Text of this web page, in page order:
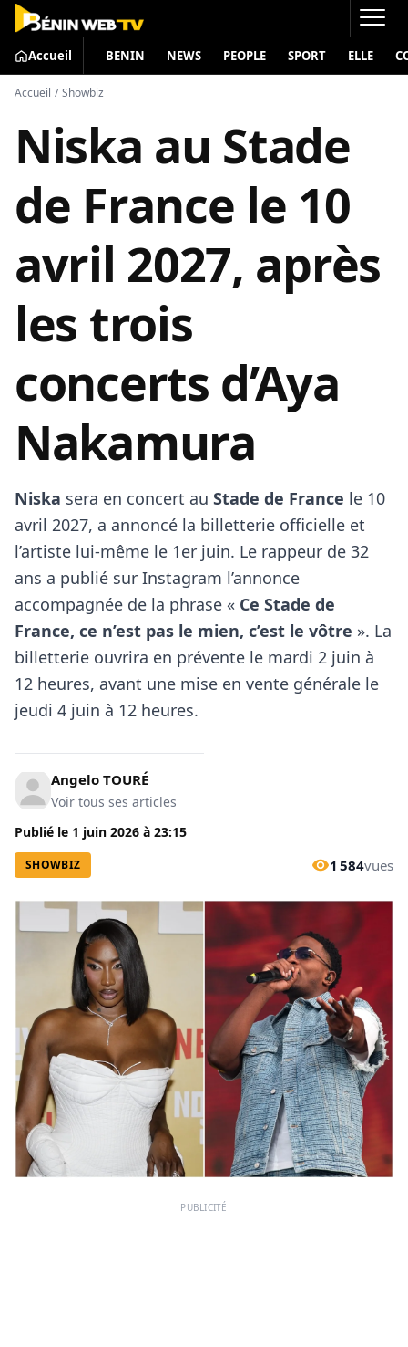
Accueil BENIN NEWS PEOPLE SPORT ELLE
Accueil / Showbiz
Niska au Stade
de France le 10
avril 2027, après
les trois
concerts d’Aya
Nakamura
Niska sera en concert au Stade de France le 10
avril 2027, a annoncé la billetterie officielle et
l’artiste lui‑même le 1er juin. Le rappeur de 32
ans a publié sur Instagram l’annonce
accompagnée de la phrase « Ce Stade de
France, ce n’est pas le mien, c’est le vôtre ». La
billetterie ouvrira en prévente le mardi 2 juin à
12 heures, avant une mise en vente générale le
jeudi 4 juin à 12 heures.
Angelo TOURÉ
Voir tous ses articles
Publié le 1 juin 2026 à 23:15
SHOWBIZ 1 584vues
PUBLICITÉ